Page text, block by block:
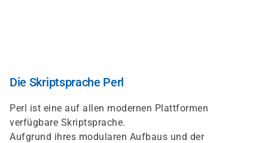
Die Skriptsprache Perl
Perl ist eine auf allen modernen Plattformen
verfügbare Skriptsprache.
Aufgrund ihres modularen Aufbaus und der